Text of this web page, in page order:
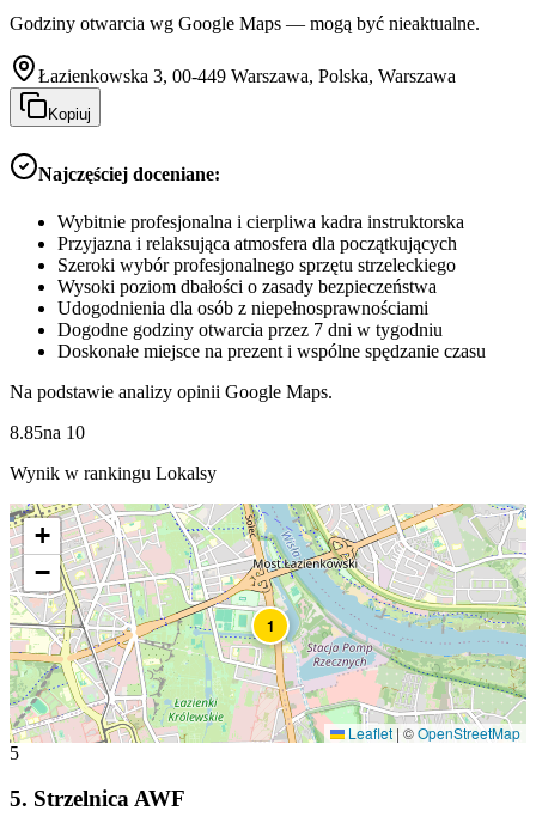
Godziny otwarcia wg Google Maps — mogą być nieaktualne.
Łazienkowska 3, 00-449 Warszawa, Polska, Warszawa
Kopiuj
Najczęściej doceniane:
Wybitnie profesjonalna i cierpliwa kadra instruktorska
Przyjazna i relaksująca atmosfera dla początkujących
Szeroki wybór profesjonalnego sprzętu strzeleckiego
Wysoki poziom dbałości o zasady bezpieczeństwa
Udogodnienia dla osób z niepełnosprawnościami
Dogodne godziny otwarcia przez 7 dni w tygodniu
Doskonałe miejsce na prezent i wspólne spędzanie czasu
Na podstawie analizy opinii Google Maps.
8.85na 10
Wynik w rankingu Lokalsy
1
+
−
Leaflet | ©OpenStreetMap
5
5. Strzelnica AWF